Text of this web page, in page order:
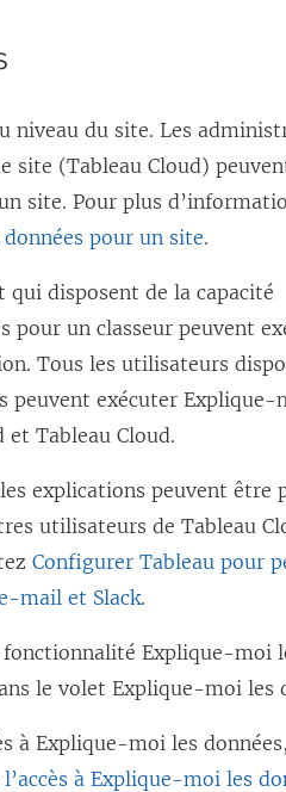
niveau du site. Les
site (Tableau Cloud)
site. Pour plus
pour un site.
qui disposent de la capacité
pour un classeur peuvent
Tous les utilisateurs
peuvent exécuter Explique-
et Tableau Cloud.
explications peuvent être
utilisateurs de Tableau
Configurer Tableau pour
mail et Slack.
Explique-moi
le volet Explique-moi les
à Explique-moi les
à Explique-moi les